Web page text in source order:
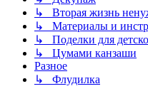
↳ Вторая жизнь
↳ Материалы и
↳ Поделки для
↳ Цумами канзаши
Разное
↳ Флудилка